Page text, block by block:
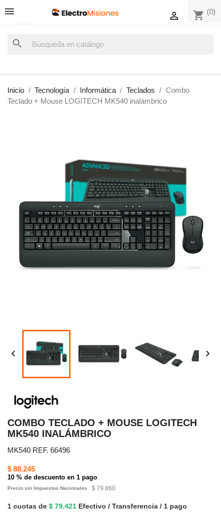
shopping_cart (0)

search
Inicio Tecnología Informática Teclados
Combo
Teclado + Mouse LOGITECH MK540 inalámbrico
 
COMBO TECLADO + MOUSE LOGITECH
MK540 INALÁMBRICO
MK540 REF. 66496
$ 88.245
10 % de descuento en 1 pago
Precio sin Impuestos Nacionales $ 79.860
1 cuotas de $ 79.421 Efectivo / Transferencia / 1 pago